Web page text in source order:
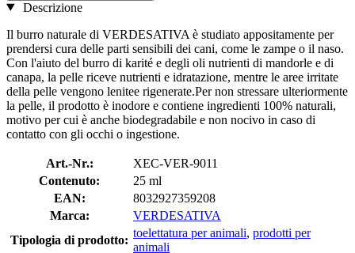
Descrizione
Il burro naturale di VERDESATIVA è studiato appositamente per
prendersi cura delle parti sensibili dei cani, come le zampe o il naso.
Con l'aiuto del burro di karité e degli oli nutrienti di mandorle e di
canapa, la pelle riceve nutrienti e idratazione, mentre le aree irritate
della pelle vengono lenitee rigenerate.Per non stressare ulteriormente
la pelle, il prodotto è inodore e contiene ingredienti 100% naturali,
motivo per cui è anche biodegradabile e non nocivo in caso di
contatto con gli occhi o ingestione.
Art.-Nr.:
XEC-VER-9011
Contenuto:
25 ml
EAN:
8032927359208
Marca:
VERDESATIVA
Tipologia di prodotto:
toelettatura per animali, prodotti per
animali